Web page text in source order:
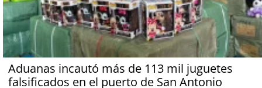
Aduanas incautó más de 113 mil juguetes
falsificados en el puerto de San Antonio